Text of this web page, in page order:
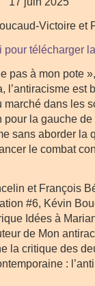
Victoire et
pour télécharger
pas à mon pote
l’antiracisme est
marché dans les
la gauche
sans aborder la
le combat
et François
#6, Kévin
Idées à
de Mon
la critique des
: